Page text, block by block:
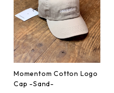
Momentom Cotton Logo
Cap -Sand-